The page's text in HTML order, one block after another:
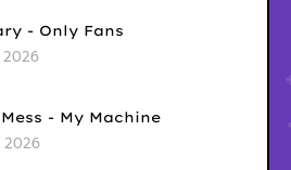
- Only Fans
2026
- My Machine
2026